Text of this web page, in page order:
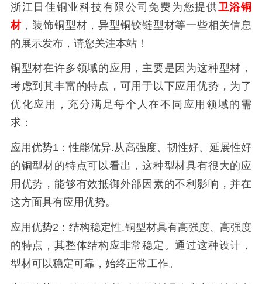
浙江日佳铜业科技有限公司免费为您提供卫浴铜
材，装饰铜型材，异型铜铰链型材等一些相关信息
的展示发布，请您关注本站！
铜型材在许多领域的应用，主要是因为这种型材，
考虑到其丰富的特点，可用于以下应用优势，为了
优化应用，充分满足每个人在不同应用领域的需
求：
应用优势1：性能优异.从高强度、韧性好、延展性好
的铜型材的特点可以看出，这种型材具有很大的应
用优势，能够有效抵御外部因素的不利影响，并在
这方面具有应用优势。
应用优势2：结构稳定性.铜型材具有高强度、高强度
的特点，其整体结构应非常稳定。通过这种设计，
型材可以稳定可靠，始终正常工作。